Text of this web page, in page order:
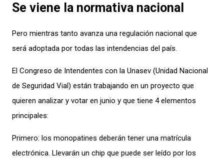
Se viene la normativa nacional
Pero mientras tanto avanza una regulación nacional que
será adoptada por todas las intendencias del país.
El Congreso de Intendentes con la Unasev (Unidad Nacional
de Seguridad Vial) están trabajando en un proyecto que
quieren analizar y votar en junio y que tiene 4 elementos
principales:
Primero: los monopatines deberán tener una matrícula
electrónica. Llevarán un chip que puede ser leído por los